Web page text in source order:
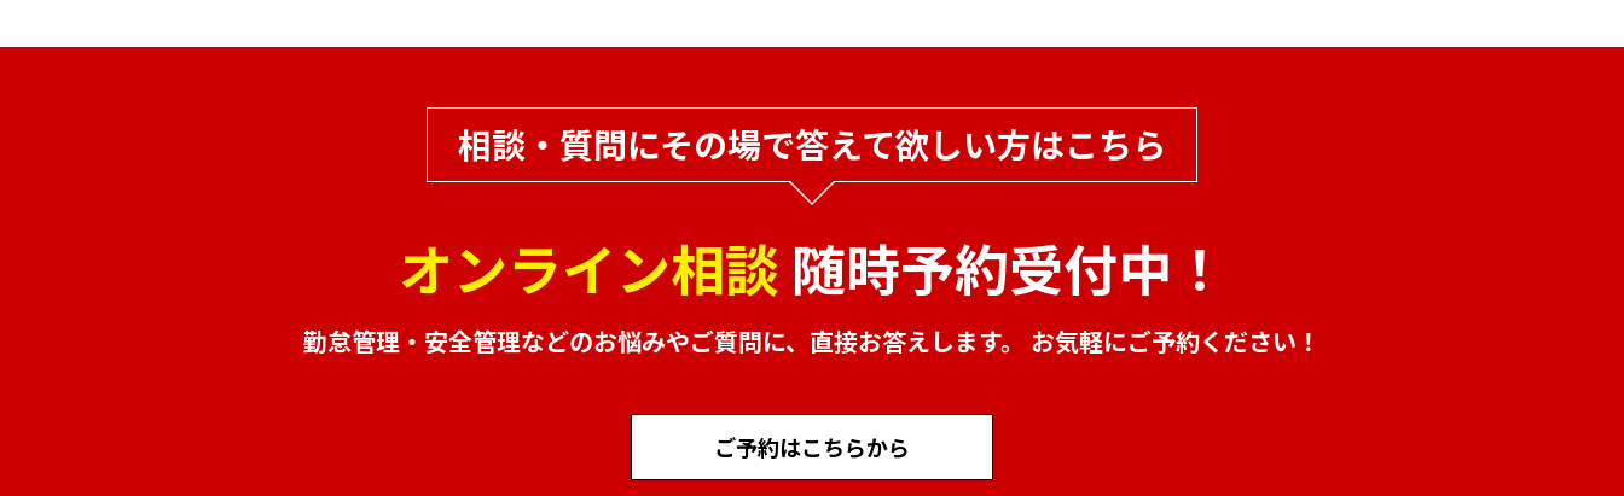
相談・質問にその場で答えて欲しい方はこちら
オンライン相談 随時予約受付中！
勤怠管理・安全管理などのお悩みやご質問に、 直接お答えします。 お気軽にご予約ください！
ご予約はこちらから